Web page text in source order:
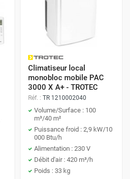
Climatiseur local
monobloc mobile PAC
3000 X A+ - TROTEC
Réf. : TR 1210002040
Volume/Surface : 100
m³/40 m²
Puissance froid : 2,9 kW/10
000 Btu/h
Alimentation : 230 V
Débit d'air : 420 m³/h
Poids : 33 kg